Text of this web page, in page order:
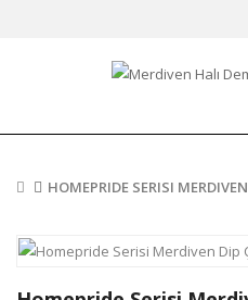
HOMEPRIDE SERISI